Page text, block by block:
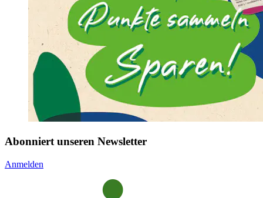
Abonniert unseren Newsletter
Anmelden